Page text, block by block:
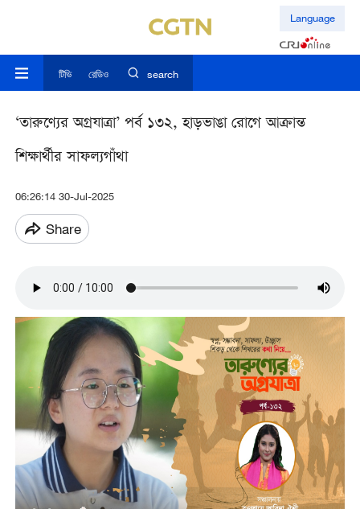
Language
টিভি রেডিও search
‘তারুণ্যের অগ্রযাত্রা’ পর্ব ১৩২, হাড়ভাঙা রোগে আক্রান্ত
শিক্ষার্থীর সাফল্যগাঁথা
06:26:14 30-Jul-2025
Share